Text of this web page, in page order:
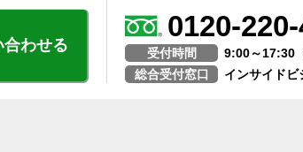
合わせる
0120-
受付時間
9:00～17:30
総合受付窓口
インサイドビ